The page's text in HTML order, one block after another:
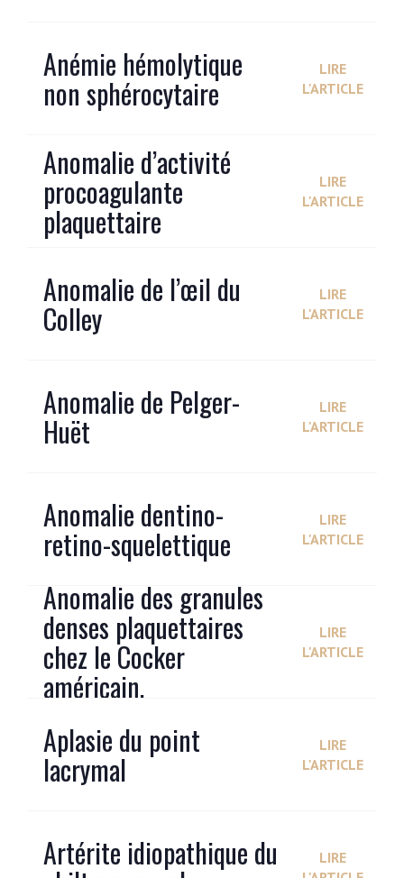
Anémie hémolytique
non sphérocytaire
LIRE
L'ARTICLE
Anomalie d’activité
procoagulante
plaquettaire
LIRE
L'ARTICLE
Anomalie de l’œil du
Colley
LIRE
L'ARTICLE
Anomalie de Pelger-
Huët
LIRE
L'ARTICLE
Anomalie dentino-
retino-squelettique
LIRE
L'ARTICLE
Anomalie des granules
denses plaquettaires
chez le Cocker
américain.
LIRE
L'ARTICLE
Aplasie du point
lacrymal
LIRE
L'ARTICLE
Artérite idiopathique du
LIRE